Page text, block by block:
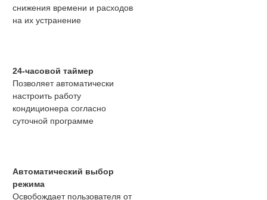
снижения времени и расходов
на их устранение
24-часовой таймер
Позволяет автоматически
настроить работу
кондиционера согласно
суточной программе
Автоматический выбор
режима
Освобождает пользователя от